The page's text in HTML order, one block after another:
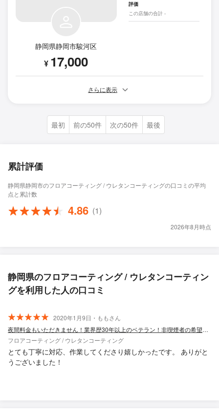
静岡県静岡市駿河区
¥ 17,000
評価
この店舗の合計 -
さらに表示
最初 前の50件 次の50件 最後
累計評価
静岡県静岡市のフロアコーティング / ウレタンコーティングの口コミの平均
点と累計数
4.86 (1)
2026年8月時点
静岡県のフロアコーティング / ウレタンコーティン
グを利用した人の口コミ
2020年1月9日・ももさん
夜間料金もいただきません！業界歴30年以上のベテラン！非喫煙者の希望も可能です！
フロアコーティング / ウレタンコーティング
とても丁寧に対応、作業してくださり嬉しかったです。 ありがと
うございました！